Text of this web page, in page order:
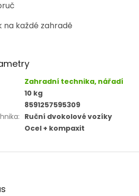
každé zahradě
Zahradní technika, nářadí
10 kg
8591257595309
: Ruční dvokolové vozíky
Ocel + kompaxit